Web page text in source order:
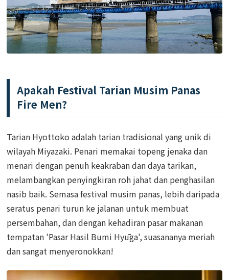
Apakah Festival Tarian Musim Panas
Fire Men?
Tarian Hyottoko adalah tarian tradisional yang unik di
wilayah Miyazaki. Penari memakai topeng jenaka dan
menari dengan penuh keakraban dan daya tarikan,
melambangkan penyingkiran roh jahat dan penghasilan
nasib baik. Semasa festival musim panas, lebih daripada
seratus penari turun ke jalanan untuk membuat
persembahan, dan dengan kehadiran pasar makanan
tempatan 'Pasar Hasil Bumi Hyūga', suasananya meriah
dan sangat menyeronokkan!